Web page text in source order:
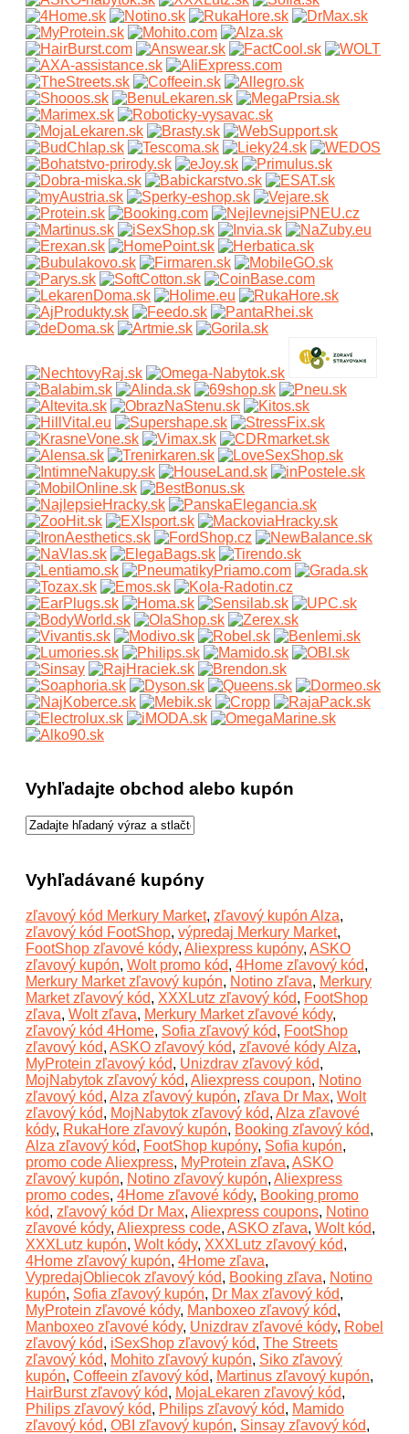
Vyhľadajte obchod alebo kupón
Vyhľadávané kupóny
zľavový kód Merkury Market, zľavový kupón Alza,
zľavový kód FootShop, výpredaj Merkury Market,
FootShop zľavové kódy, Aliexpress kupóny, ASKO
zľavový kupón, Wolt promo kód, 4Home zľavový kód,
Merkury Market zľavový kupón, Notino zľava, Merkury
Market zľavový kód, XXXLutz zľavový kód, FootShop
zľava, Wolt zľava, Merkury Market zľavové kódy,
zľavový kód 4Home, Sofia zľavový kód, FootShop
zľavový kód, ASKO zľavový kód, zľavové kódy Alza,
MyProtein zľavový kód, Unizdrav zľavový kód,
MojNabytok zľavový kód, Aliexpress coupon, Notino
zľavový kód, Alza zľavový kupón, zľava Dr Max, Wolt
zľavový kód, MojNabytok zľavový kód, Alza zľavové
kódy, RukaHore zľavový kupón, Booking zľavový kód,
Alza zľavový kód, FootShop kupóny, Sofia kupón,
promo code Aliexpress, MyProtein zľava, ASKO
zľavový kupón, Notino zľavový kupón, Aliexpress
promo codes, 4Home zľavové kódy, Booking promo
kód, zľavový kód Dr Max, Aliexpress coupons, Notino
zľavové kódy, Aliexpress code, ASKO zľava, Wolt kód,
XXXLutz kupón, Wolt kódy, XXXLutz zľavový kód,
4Home zľavový kupón, 4Home zľava,
VypredajObliecok zľavový kód, Booking zľava, Notino
kupón, Sofia zľavový kupón, Dr Max zľavový kód,
MyProtein zľavové kódy, Manboxeo zľavový kód,
Manboxeo zľavové kódy, Unizdrav zľavové kódy, Robel
zľavový kód, iSexShop zľavový kód, The Streets
zľavový kód, Mohito zľavový kupón, Siko zľavový
kupón, Coffeein zľavový kód, Martinus zľavový kupón,
HairBurst zľavový kód, MojaLekaren zľavový kód,
Philips zľavový kód, Philips zľavový kód, Mamido
zľavový kód, OBI zľavový kupón, Sinsay zľavový kód,